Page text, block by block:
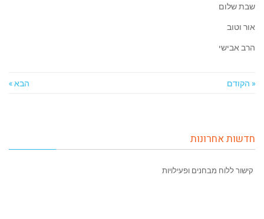
שבת שלום
אור וטוב
הרב אבישי
« הקודם הבא »
חדשות אחרונות
קישור ללוח מבחנים ופעילויות